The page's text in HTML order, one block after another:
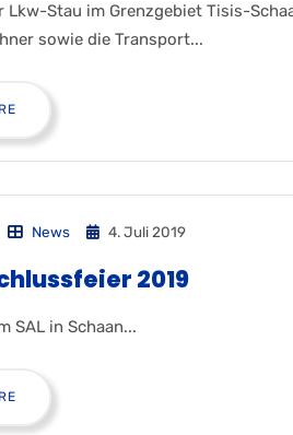
Lkw-Stau im Grenzgebiet Tisis-
sowie die Transport...
News 4. Juli 2019
2019
SAL in Schaan...